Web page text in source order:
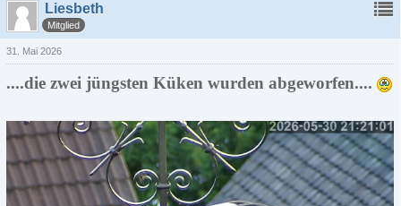
Liesbeth
Mitglied
31. Mai 2026
....die zwei jüngsten Küken wurden abgeworfen....